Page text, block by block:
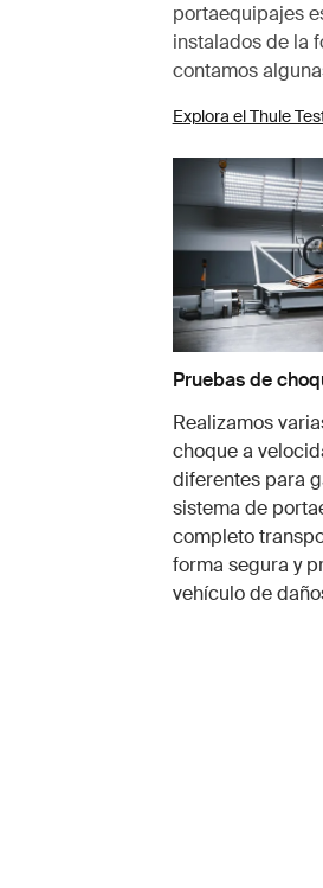
portaequipajes
instalados de la
contamos
Explora el Thule
Pruebas de
Realizamos
choque a
diferentes para
sistema de
completo
forma segura y
vehículo de